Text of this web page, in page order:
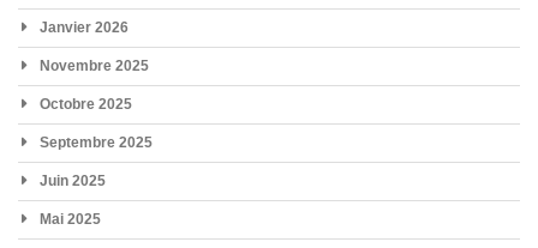
Janvier 2026
Novembre 2025
Octobre 2025
Septembre 2025
Juin 2025
Mai 2025